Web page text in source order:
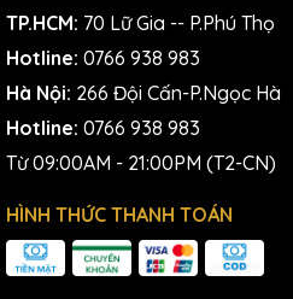
TP.HCM: 70 Lữ Gia -- P.Phú Thọ
Hotline: 0766 938 983
Hà Nội: 266 Đội Cấn-P.Ngọc Hà
Hotline: 0766 938 983
Từ 09:00AM - 21:00PM (T2-CN)
HÌNH THỨC THANH TOÁN